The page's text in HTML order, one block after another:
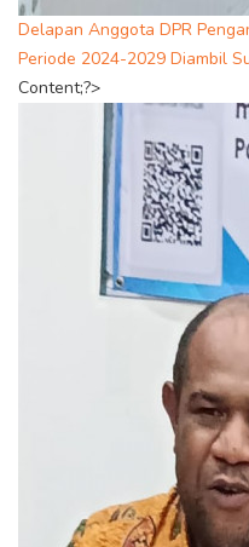
Delapan Anggota DPR
Periode 2024-2029 Diambil
Content;?>